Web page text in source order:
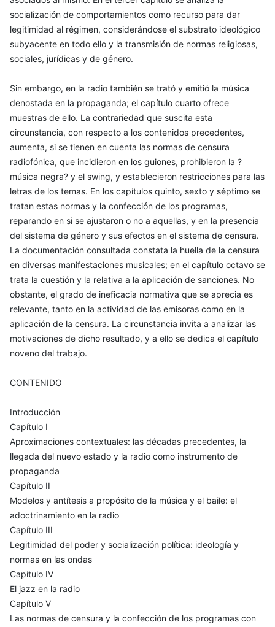
socialización de comportamientos como recurso para dar
legitimidad al régimen, considerándose el substrato ideológico
subyacente en todo ello y la transmisión de normas religiosas,
sociales, jurídicas y de género.
Sin embargo, en la radio también se trató y emitió la música
denostada en la propaganda; el capítulo cuarto ofrece
muestras de ello. La contrariedad que suscita esta
circunstancia, con respecto a los contenidos precedentes,
aumenta, si se tienen en cuenta las normas de censura
radiofónica, que incidieron en los guiones, prohibieron la ?
música negra? y el swing, y establecieron restricciones para las
letras de los temas. En los capítulos quinto, sexto y séptimo se
tratan estas normas y la confección de los programas,
reparando en si se ajustaron o no a aquellas, y en la presencia
del sistema de género y sus efectos en el sistema de censura.
La documentación consultada constata la huella de la censura
en diversas manifestaciones musicales; en el capítulo octavo se
trata la cuestión y la relativa a la aplicación de sanciones. No
obstante, el grado de ineficacia normativa que se aprecia es
relevante, tanto en la actividad de las emisoras como en la
aplicación de la censura. La circunstancia invita a analizar las
motivaciones de dicho resultado, y a ello se dedica el capítulo
noveno del trabajo.
CONTENIDO
Introducción
Capítulo I
Aproximaciones contextuales: las décadas precedentes, la
llegada del nuevo estado y la radio como instrumento de
propaganda
Capítulo II
Modelos y antítesis a propósito de la música y el baile: el
adoctrinamiento en la radio
Capítulo III
Legitimidad del poder y socialización política: ideología y
normas en las ondas
Capítulo IV
El jazz en la radio
Capítulo V
Las normas de censura y la confección de los programas con